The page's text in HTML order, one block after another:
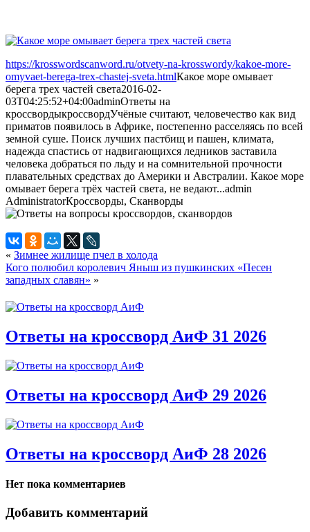
https://krosswordscanword.ru/otvety-na-krosswordy/kakoe-more-
omyvaet-berega-trex-chastej-sveta.htmlКакое море омывает
берега трех частей света2016-02-
03T04:25:52+04:00adminОтветы на
кроссвордыкроссвордУчёные считают, человечество как вид
приматов появилось в Африке, постепенно расселяясь по всей
земной суше. Поиск лучших пастбищ и пашен, климата,
надежда спастись от надвигающихся ледников заставила
человека добраться по льду и на сомнительной прочности
плавательных средствах до Америки и Австралии. Какое море
омывает берега трёх частей света, не ведают...admin
AdministratorКроссворды, Сканворды
« Зимнее жилище пчел в холода
Кого полюбил королевич Яныш из пушкинских «Песен
западных славян» »
Ответы на кроссворд АиФ 31 2026
Ответы на кроссворд АиФ 29 2026
Ответы на кроссворд АиФ 28 2026
Нет пока комментариев
Добавить комментарий